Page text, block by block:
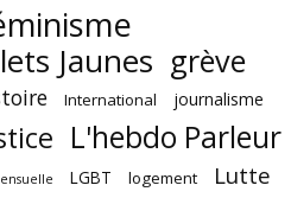
Jaunes grève
International journalisme
L'hebdo Parleur
LGBT logement Lutte